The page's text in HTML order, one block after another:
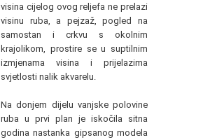
visina cijelog ovog reljefa ne prelazi
visinu ruba, a pejzaž, pogled na
samostan i crkvu s okolnim
krajolikom, prostire se u suptilnim
izmjenama visina i prijelazima
svjetlosti nalik akvarelu.
Na donjem dijelu vanjske polovine
ruba u prvi plan je iskočila sitna
godina nastanka gipsanog modela